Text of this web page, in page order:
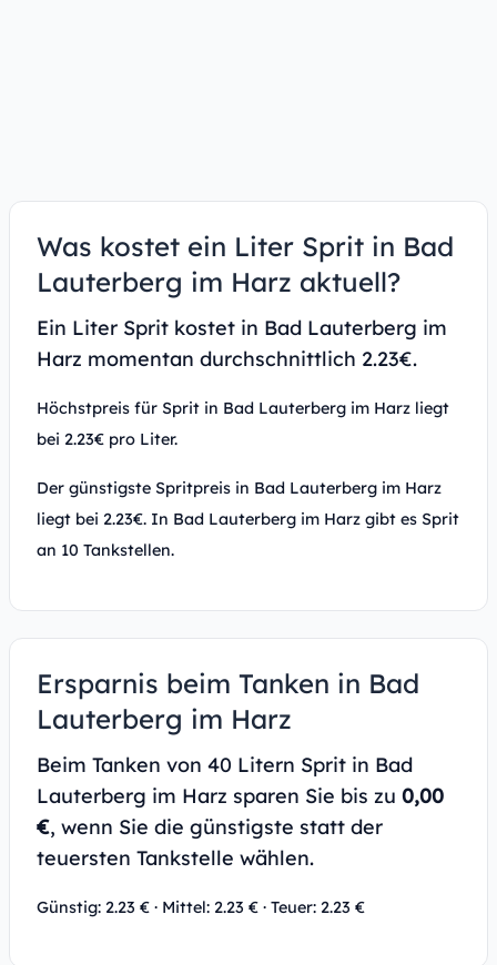
Was kostet ein Liter Sprit in Bad
Lauterberg im Harz aktuell?
Ein Liter Sprit kostet in Bad Lauterberg im
Harz momentan durchschnittlich 2.23€.
Höchstpreis für Sprit in Bad Lauterberg im Harz liegt
bei 2.23€ pro Liter.
Der günstigste Spritpreis in Bad Lauterberg im Harz
liegt bei 2.23€. In Bad Lauterberg im Harz gibt es Sprit
an 10 Tankstellen.
Ersparnis beim Tanken in Bad
Lauterberg im Harz
Beim Tanken von 40 Litern Sprit in Bad
Lauterberg im Harz sparen Sie bis zu 0,00
€, wenn Sie die günstigste statt der
teuersten Tankstelle wählen.
Günstig: 2.23 € · Mittel: 2.23 € · Teuer: 2.23 €